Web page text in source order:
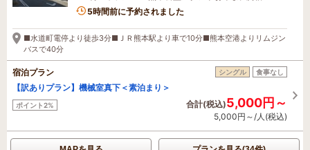
5時間前に予約されました
■水道町電停より徒歩3分■ＪＲ熊本駅より車で10分■熊本空港よりリムジン
バスで40分
宿泊プラン シングル 食事なし
【訳ありプラン】機械室真下＜素泊まり＞
ポイント2% 合計(税込)5,000円～
5,000円～/人(税込)